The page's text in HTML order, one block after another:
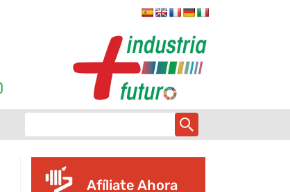
Afíliate Ahora